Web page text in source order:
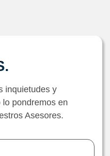
inquietudes y
pondremos en
Asesores.